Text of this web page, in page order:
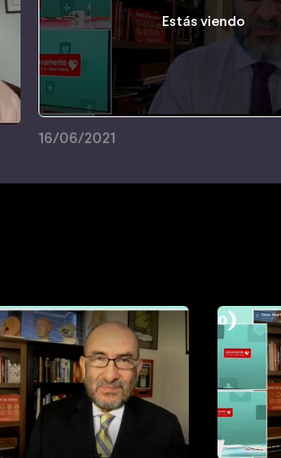
Estás viendo
16/06/2021